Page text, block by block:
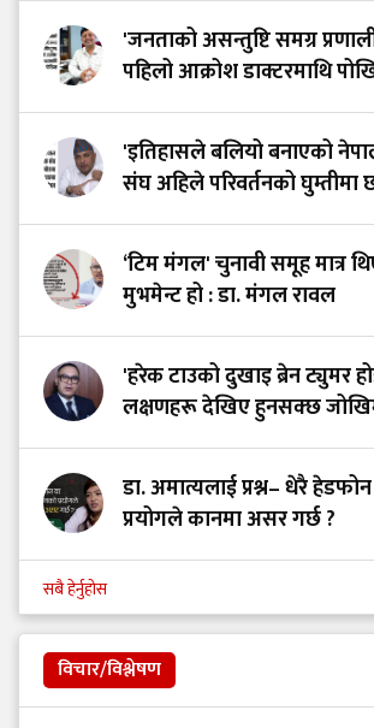
'जनताको असन्तुष्टि समग्र
पहिलो आक्रोश डाक्टरमाथि
'इतिहासले बलियो बनाएको
संघ अहिले परिवर्तनको घुम्तीमा
‘टिम मंगल' चुनावी समूह मात्र
मुभमेन्ट हो : डा. मंगल रावल
'हरेक टाउको दुखाइ ब्रेन ट्युमर
लक्षणहरू देखिए हुनसक्छ
डा. अमात्यलाई प्रश्न– धेरै
प्रयोगले कानमा असर गर्छ ?
सबै हेर्नुहोस
विचार/विश्लेषण